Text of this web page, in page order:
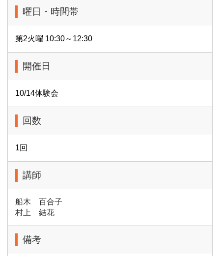
曜日・時間帯
第2火曜 10:30～12:30
開催日
10/14体験会
回数
1回
講師
船木 百合子
村上 結花
備考